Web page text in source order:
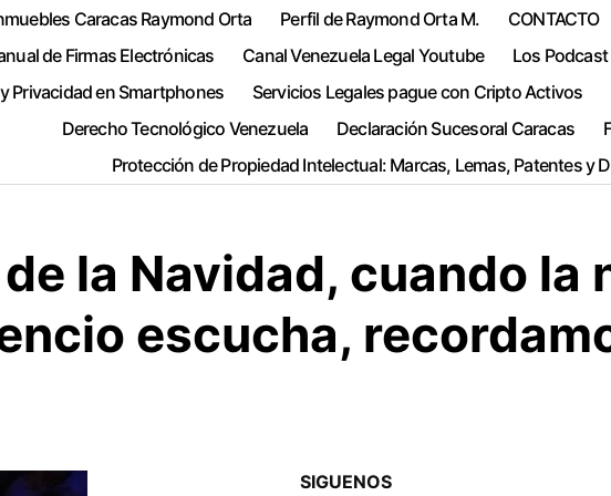
Caracas Raymond Orta Perfil de Raymond Orta M. CONTACTO
de Firmas Electrónicas
Canal Venezuela Legal Youtube
Los
Privacidad en Smartphones
Servicios Legales pague con Cripto Activos
Derecho Tecnológico Venezuela
Declaración Sucesoral Caracas
Protección de Propiedad Intelectual: Marcas, Lemas, Patentes y
la Navidad, cuando la
escucha,
SIGUENOS